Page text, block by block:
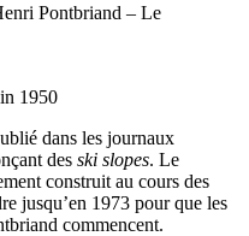
Pontbriand – Le
1950
dans les journaux
des ski slopes. Le
construit au cours des
jusqu’en 1973 pour que les
commencent.